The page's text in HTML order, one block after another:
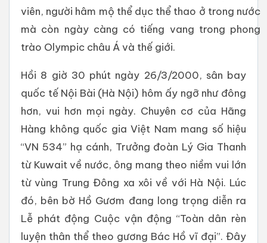
viên, người hâm mộ thể dục thể thao ở trong nước
mà còn ngày càng có tiếng vang trong phong
trào Olympic châu Á và thế giới.
Hồi 8 giờ 30 phút ngày 26/3/2000, sân bay
quốc tế Nội Bài (Hà Nội) hôm ấy ngỡ như đông
hơn, vui hơn mọi ngày. Chuyên cơ của Hãng
Hàng không quốc gia Việt Nam mang số hiệu
“VN 534” hạ cánh, Trưởng đoàn Lý Gia Thanh
từ Kuwait về nước, ông mang theo niềm vui lớn
từ vùng Trung Đông xa xôi về với Hà Nội. Lúc
đó, bên bờ Hồ Gươm đang long trọng diễn ra
Lễ phát động Cuộc vận động “Toàn dân rèn
luyện thân thể theo gương Bác Hồ vĩ đại”. Đây